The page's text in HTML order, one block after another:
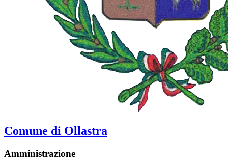
Comune di Ollastra
Amministrazione